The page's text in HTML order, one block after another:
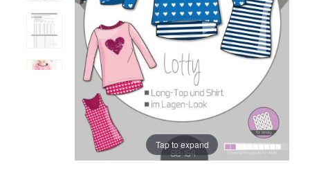
Tap to expand